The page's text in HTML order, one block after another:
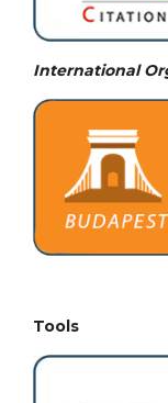
International
Tools